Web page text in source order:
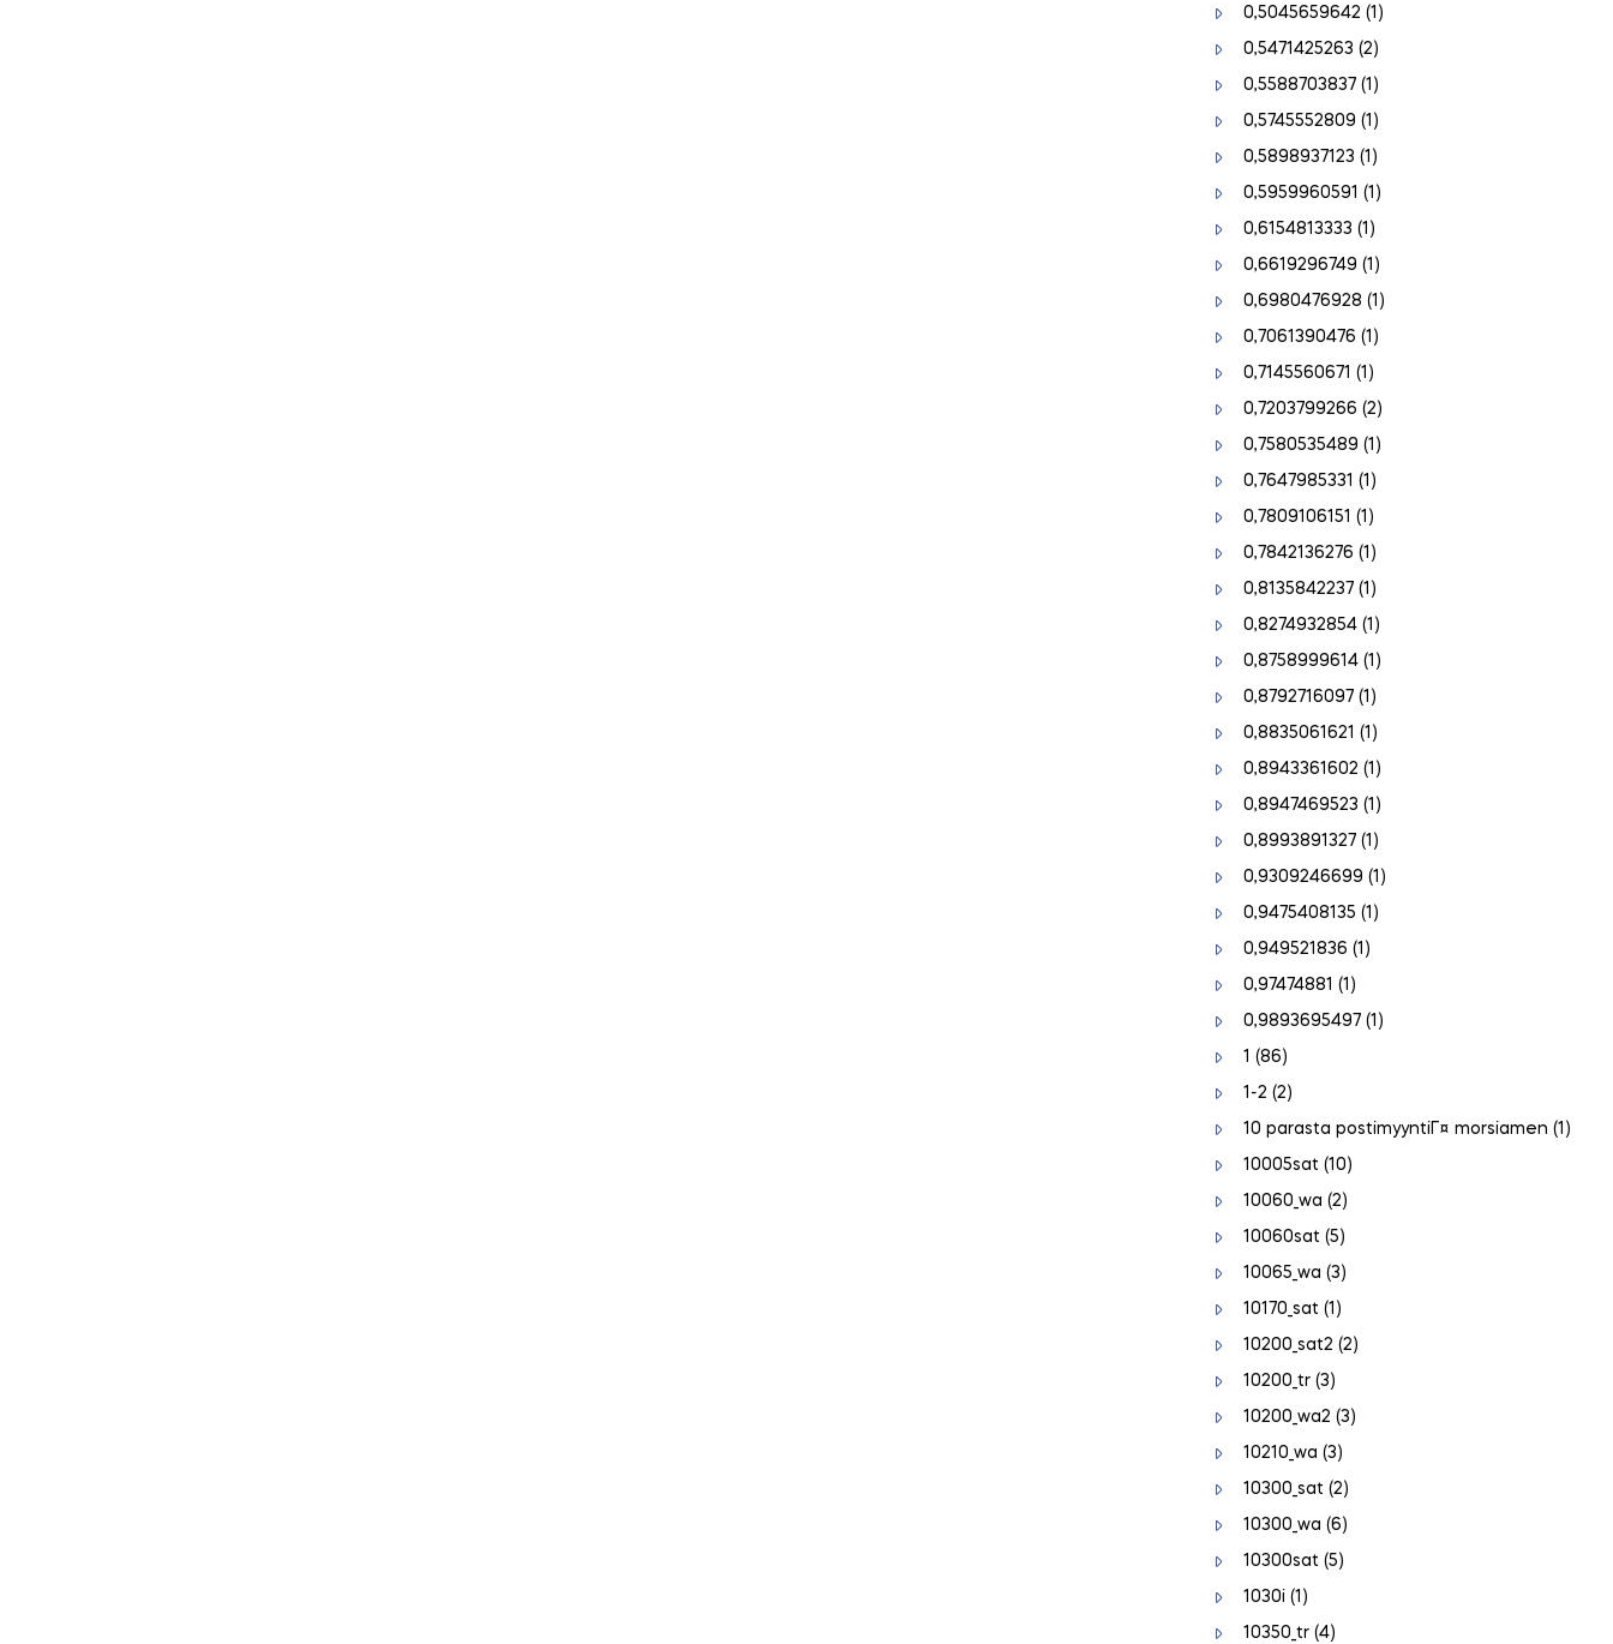
0,5045659642 (1)
0,5471425263 (2)
0,5588703837(1)
0,5745552809 (1)
0,5898937123 (1)
0,5959960591 (1)
0,6154813333 (1)
0,6619296749 (1)
0,6980476928 (1)
0,7061390476 (1)
0,7145560671 (1)
0,7203799266 (2)
0,7580535489 (1)
0,7647985331 (1)
0,7809106151 (1)
0,7842136276 (1)
0,8135842237(1)
0,8274932854(1)
0,8758999614(1)
0,8792716097(1)
0,8835061621 (1)
0,8943361602 (1)
0,8947469523 (1)
0,8993891327(1)
0,9309246699 (1)
0,9475408135 (1)
0,949521836 (1)
0,97474881 (1)
0,9893695497(1)
1 (86)
1-2 (2)
10 parasta postimyyntiГ¤ morsiamen (1)
10005sat (10)
10060_wa (2)
10060sat (5)
10065_wa (3)
10170_sat (1)
10200_sat2 (2)
10200_tr(3)
10200_wa2 (3)
10210_wa (3)
10300_sat (2)
10300_wa (6)
10300sat (5)
1030i (1)
10350_tr(4)